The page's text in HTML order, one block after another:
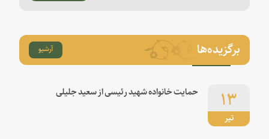
برگزیده‌ها آرشیو
تیر
۱۳ حمایت خانواده شهید رئیسی از سعید جلیلی